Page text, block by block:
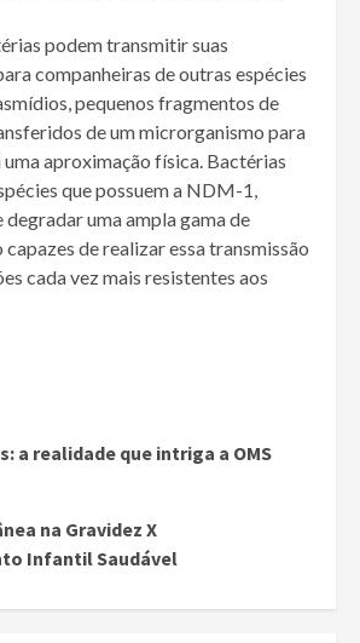
podem transmitir suas
companheiras de outras espécies
pequenos fragmentos de
de um microrganismo para
aproximação física. Bactérias
que possuem a NDM-1,
degradar uma ampla gama de
de realizar essa transmissão
cada vez mais resistentes aos
a realidade que intriga a OMS
na Gravidez X
Infantil Saudável